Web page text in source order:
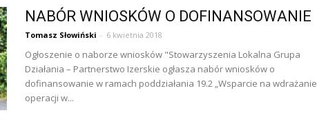
NABÓR WNIOSKÓW O DOFINANSOWANIE
Tomasz Słowiński - 6 kwietnia 2018
Ogłoszenie o naborze wniosków "Stowarzyszenia Lokalna Grupa
Działania – Partnerstwo Izerskie ogłasza nabór wniosków o
dofinansowanie w ramach poddziałania 19.2 „Wsparcie na wdrażanie
operacji w...